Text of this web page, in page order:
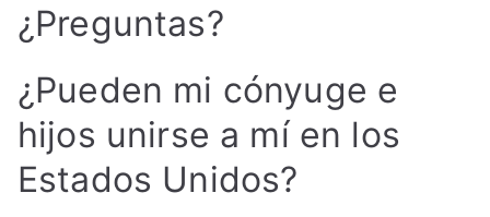
¿Preguntas?
¿Pueden mi cónyuge e
hijos unirse a mí en los
Estados Unidos?